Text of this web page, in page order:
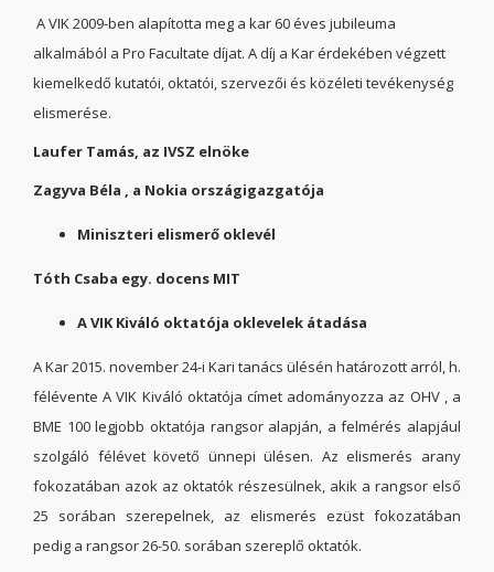
A VIK 2009-ben alapította meg a kar 60 éves jubileuma
alkalmából a Pro Facultate díjat. A díj a Kar érdekében végzett
kiemelkedő kutatói, oktatói, szervezői és közéleti tevékenység
elismerése.
Laufer Tamás, az IVSZ elnöke
Zagyva Béla , a Nokia országigazgatója
Miniszteri elismerő oklevél
Tóth Csaba egy. docens MIT
A VIK Kiváló oktatója oklevelek átadása
A Kar 2015. november 24-i Kari tanács ülésén határozott arról, h.
félévente A VIK Kiváló oktatója címet adományozza az OHV , a
BME 100 legjobb oktatója rangsor alapján, a felmérés alapjául
szolgáló félévet követő ünnepi ülésen. Az elismerés arany
fokozatában azok az oktatók részesülnek, akik a rangsor első
25 sorában szerepelnek, az elismerés ezüst fokozatában
pedig a rangsor 26-50. sorában szereplő oktatók.